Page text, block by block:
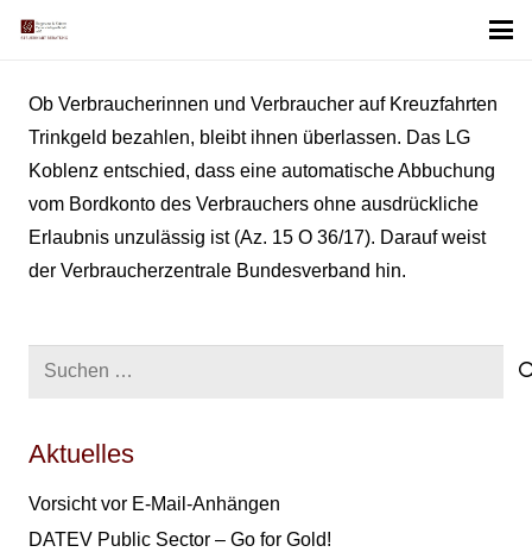
Ob Verbraucherinnen und Verbraucher auf Kreuzfahrten
Trinkgeld bezahlen, bleibt ihnen überlassen. Das LG
Koblenz entschied, dass eine automatische Abbuchung
vom Bordkonto des Verbrauchers ohne ausdrückliche
Erlaubnis unzulässig ist (Az. 15 O 36/17). Darauf weist
der Verbraucherzentrale Bundesverband hin.
Suchen
Aktuelles
Vorsicht vor E-Mail-Anhängen
DATEV Public Sector – Go for Gold!